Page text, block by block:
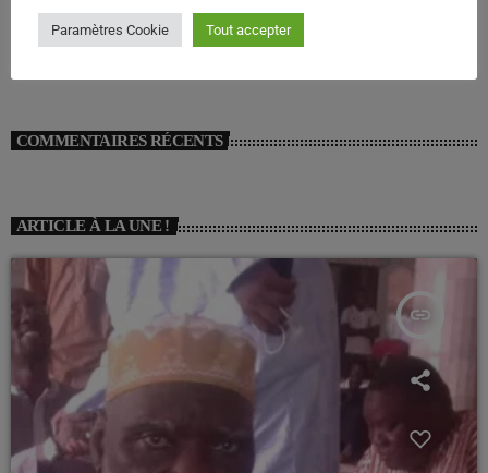
Sept attaques coordonnées au Mali: Plus de 80 terroristes
neutralisés et un véritable arsenal de guerre récupéré
COMMENTAIRES RÉCENTS
ARTICLE À LA UNE !
insert_link
Paramètres Cookie Tout accepter